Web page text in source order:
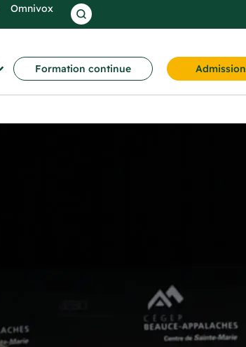
Omnivox
Formation continue Admission